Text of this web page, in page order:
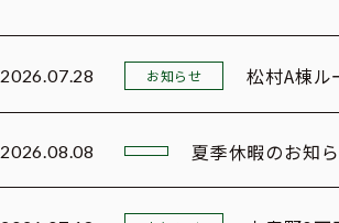
2026.07.28 お知らせ 松村A棟ル
2026.08.08 夏季休暇のお知